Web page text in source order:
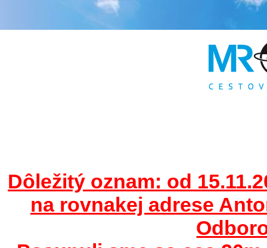
Dôležitý oznam: od
na rovnakej adrese